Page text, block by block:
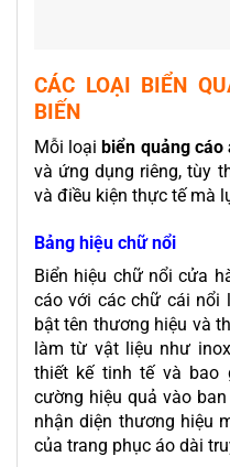
CÁC LOẠI BIỂN
BIẾN
Mỗi loại biển quảng cáo
và ứng dụng riêng, tùy
và điều kiện thực tế mà
Bảng hiệu chữ nổi
Biển hiệu chữ nổi cửa
cáo với các chữ cái nổi
bật tên thương hiệu và
làm từ vật liệu như
thiết kế tinh tế và bao
cường hiệu quả vào
nhận diện thương hiệu
của trang phục áo dài